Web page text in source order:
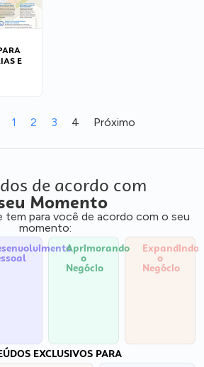
E
1 2 3 4 Próximo
de acordo com
Momento
tem para você de acordo com o seu
momento:
Aprimorando
o
Negócio
Expandindo
o
Negócio
EXCLUSIVOS PARA